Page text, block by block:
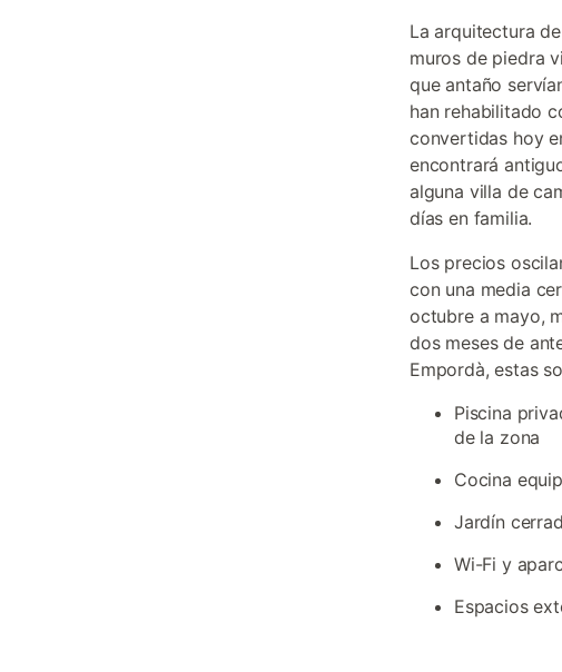
La arquitectura
muros de piedra
que antaño
han rehabilitado
convertidas hoy
encontrará
alguna villa de
días en familia.
Los precios
con una media
octubre a mayo,
dos meses de
Empordà, estas
Piscina
de la zona
Cocina
Jardín
Wi-Fi y
Espacios